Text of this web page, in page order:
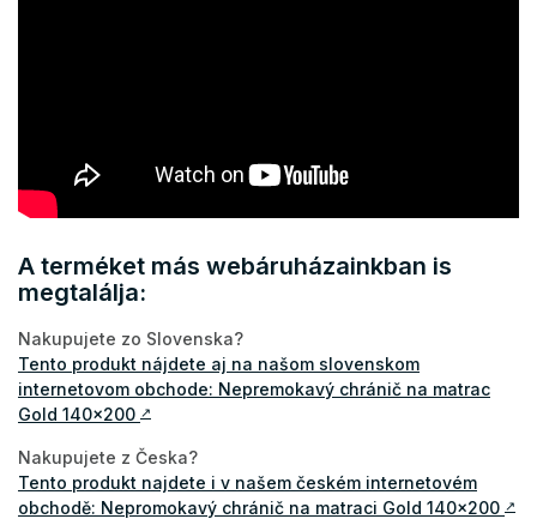
A terméket más webáruházainkban is
megtalálja:
Nakupujete zo Slovenska?
Tento produkt nájdete aj na našom slovenskom
internetovom obchode: Nepremokavý chránič na matrac
Gold 140x200 ↗
Nakupujete z Česka?
Tento produkt najdete i v našem českém internetovém
obchodě: Nepromokavý chránič na matraci Gold 140x200 ↗